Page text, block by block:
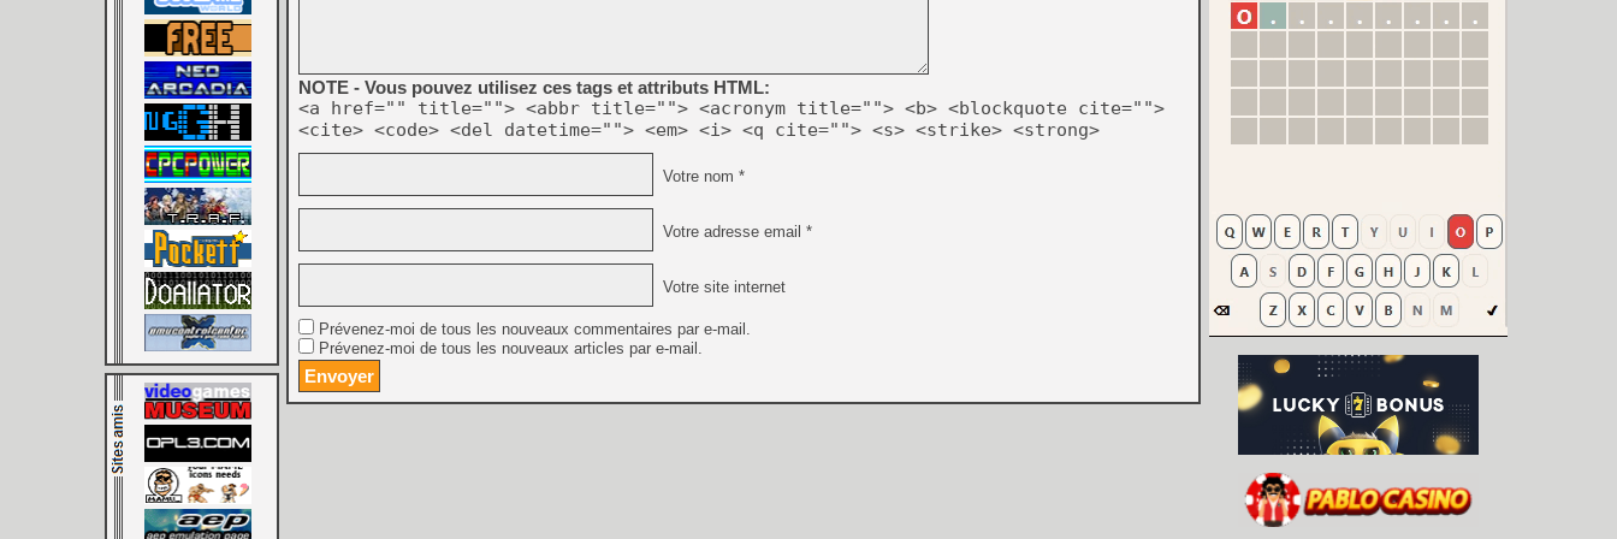
NOTE - Vous pouvez utilisez ces tags et attributs HTML:
<a href="" title=""> <abbr title=""> <acronym title=""> <b> <blockquote cite="">
<cite> <code> <del datetime=""> <em> <i> <q cite=""> <s> <strike> <strong>
Votre nom *
Votre adresse email *
Votre site internet
Prévenez-moi de tous les nouveaux commentaires par e-mail.
Prévenez-moi de tous les nouveaux articles par e-mail.